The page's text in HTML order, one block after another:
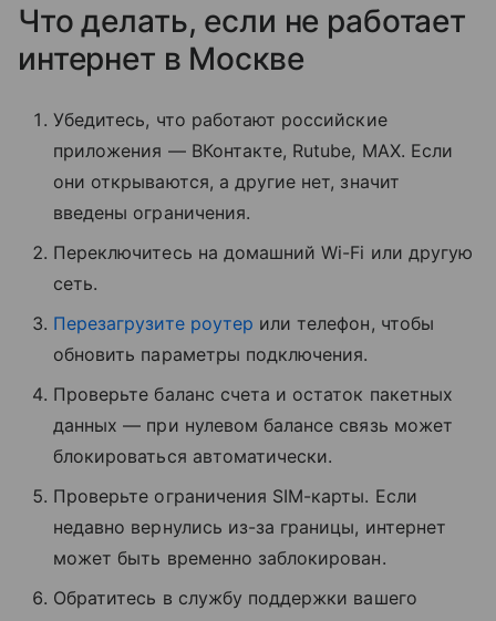
Что делать, если не работает
интернет в Москве
Убедитесь, что работают российские
приложения — ВКонтакте, Rutube, MAX. Если
они открываются, а другие нет, значит
введены ограничения.
Переключитесь на домашний Wi-Fi или другую
сеть.
Перезагрузите роутер или телефон, чтобы
обновить параметры подключения.
Проверьте баланс счета и остаток пакетных
данных — при нулевом балансе связь может
блокироваться автоматически.
Проверьте ограничения SIM-карты. Если
недавно вернулись из-за границы, интернет
может быть временно заблокирован.
Обратитесь в службу поддержки вашего